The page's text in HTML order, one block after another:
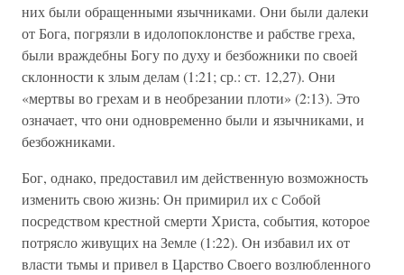
них были обращенными язычниками. Они были далеки
от Бога, погрязли в идолопоклонстве и рабстве греха,
были враждебны Богу по духу и безбожники по своей
склонности к злым делам (1:21; ср.: ст. 12,27). Они
«мертвы во грехам и в необрезании плоти» (2:13). Это
означает, что они одновременно были и язычниками, и
безбожниками.
Бог, однако, предоставил им действенную возможность
изменить свою жизнь: Он примирил их с Собой
посредством крестной смерти Христа, события, которое
потрясло живущих на Земле (1:22). Он избавил их от
власти тьмы и привел в Царство Своего возлюбленного